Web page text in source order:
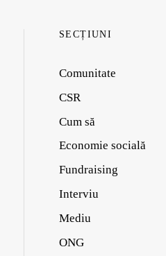
SECȚIUNI
Comunitate
CSR
Cum să
Economie socială
Fundraising
Interviu
Mediu
ONG